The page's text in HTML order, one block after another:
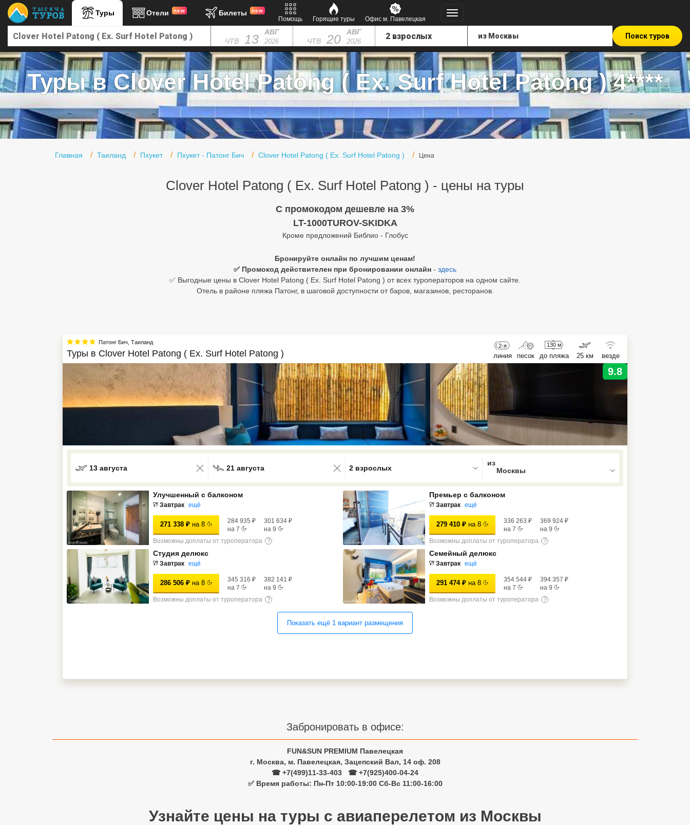
Туры Отели new Билеты new
Помощь Горящие туры Офис м. Павелецкая
ЧТВ 13 АВГ
2026 ЧТВ 20 АВГ
2026
Поиск туров
Туры в Clover Hotel Patong ( Ex. Surf Hotel Patong ) 4****
Главная Таиланд Пхукет Пхукет - Патонг Бич Clover Hotel Patong ( Ex. Surf Hotel Patong ) Цена
Clover Hotel Patong ( Ex. Surf Hotel Patong ) - цены на туры
C промокодом дешевле на 3%
LT-1000TUROV-SKIDKA
Кроме предложений Библио - Глобус
Бронируйте онлайн по лучшим ценам!
✅ Промокод действителен при бронировании онлайн - здесь
✅ Выгодные цены в Clover Hotel Patong ( Ex. Surf Hotel Patong ) от всех туроператоров на одном сайте.
Отель в районе пляжа Патонг, в шаговой доступности от баров, магазинов, ресторанов.
Патонг Бич Таиланд
Туры в Clover Hotel Patong ( Ex. Surf Hotel Patong )
2-я
линия песок
130 м
до пляжа 25 км везде
9.8
13 августа 21 августа
0 results available. Select is focused , press Down to open the menu,
2 взрослых
Улучшенный с балконом
Завтрак ещё
271 338 ₽ на 8 284 935 ₽
на 7
301 634 ₽
на 9
Возможны доплаты от туроператора
?
Премьер с балконом
Завтрак ещё
279 410 ₽ на 8 336 263 ₽
на 7
369 924 ₽
на 9
Возможны доплаты от туроператора
?
Студия делюкс
Завтрак ещё
286 506 ₽ на 8 345 316 ₽
на 7
382 141 ₽
на 9
Возможны доплаты от туроператора
?
Семейный делюкс
Завтрак ещё
291 474 ₽ на 8 354 544 ₽
на 7
394 357 ₽
на 9
Возможны доплаты от туроператора
?
Показать ещё 1 вариант размещения
Забронировать в офисе:
FUN&SUN PREMIUM Павелецкая
г. Москва, м. Павелецкая, Зацепский Вал, 14 оф. 208
☎ +7(499)11-33-403
☎ +7(925)400-04-24
✅ Время работы: Пн-Пт 10:00-19:00 Сб-Вс 11:00-16:00
Узнайте цены на туры с авиаперелетом из Москвы
Главная
Туры в Турцию
Туры в Египет
Туры в ОАЭ
Офис г. Москва
Экскурсионные туры
VIP отели 5 звезд
ТОП 10 лучших отелей 5*
ТОП 10 недорогих отелей
Лучшие отели 4* звезды
Сетевые отели ОАЭ